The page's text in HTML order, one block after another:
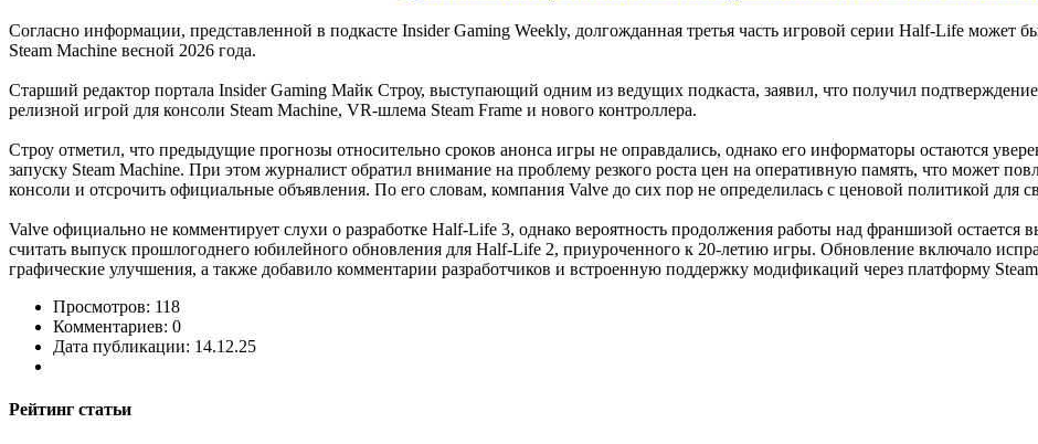
Согласно информации, представленной в подкасте Insider Gaming Weekly, долгожданная третья часть игровой серии Half-Life может
Steam Machine весной 2026 года.
Старший редактор портала Insider Gaming Майк Строу, выступающий одним из ведущих подкаста, заявил, что получил
релизной игрой для консоли Steam Machine, VR-шлема Steam Frame и нового контроллера.
Строу отметил, что предыдущие прогнозы относительно сроков анонса игры не оправдались, однако его информаторы остаются
запуску Steam Machine. При этом журналист обратил внимание на проблему резкого роста цен на оперативную память, что может
консоли и отсрочить официальные объявления. По его словам, компания Valve до сих пор не определилась с ценовой политикой для
Valve официально не комментирует слухи о разработке Half-Life 3, однако вероятность продолжения работы над франшизой
считать выпуск прошлогоднего юбилейного обновления для Half-Life 2, приуроченного к 20-летию игры. Обновление включало
графические улучшения, а также добавило комментарии разработчиков и встроенную поддержку модификаций через платформу
Просмотров: 118
Комментариев: 0
Дата публикации: 14.12.25
Рейтинг статьи